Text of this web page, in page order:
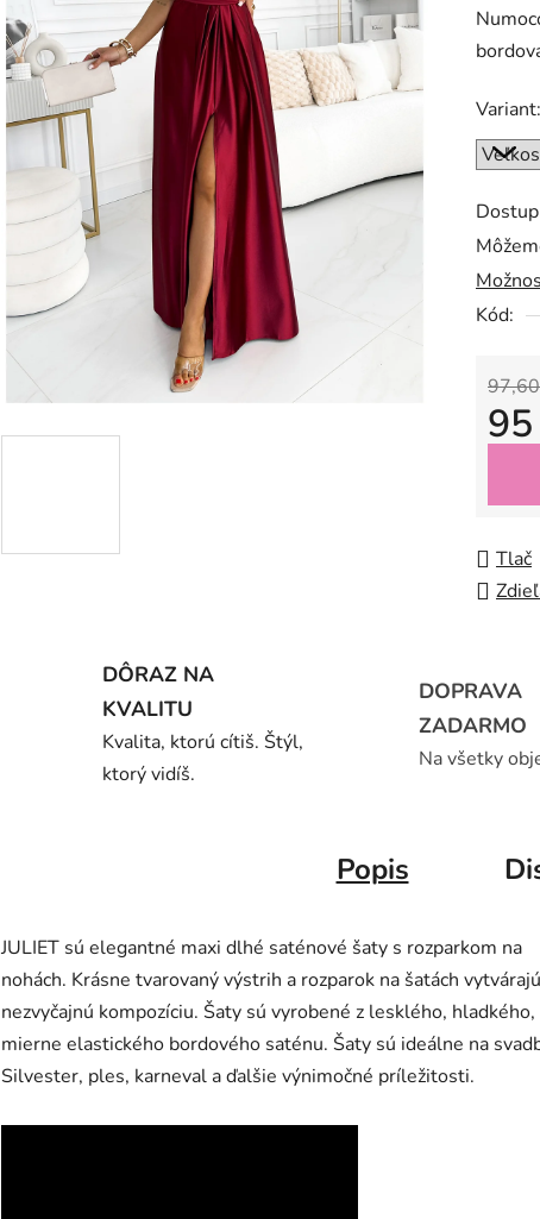
Variant:
Kód:
Tlač
DÔRAZ NA
KVALITU
Kvalita, ktorú cítiš. Štýl,
ktorý vidíš.
DOPRAVA
ZADARMO
Na všetky
Popis
JULIET sú elegantné maxi dlhé saténové šaty s rozparkom na
nohách. Krásne tvarovaný výstrih a rozparok na šatách vytvárajú
nezvyčajnú kompozíciu. Šaty sú vyrobené z lesklého, hladkého,
mierne elastického bordového saténu. Šaty sú ideálne na
Silvester, ples, karneval a ďalšie výnimočné príležitosti.